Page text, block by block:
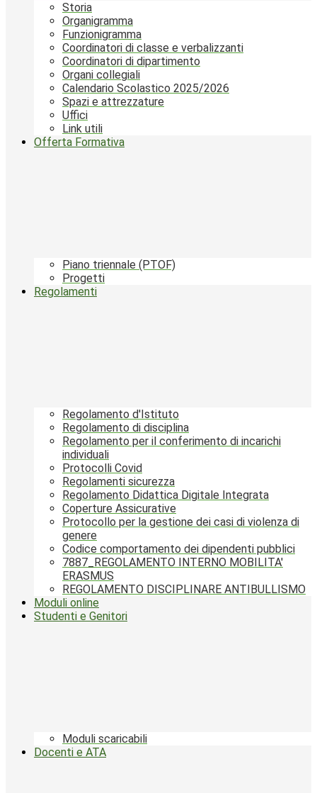
Storia
Organigramma
Funzionigramma
Coordinatori di classe e verbalizzanti
Coordinatori di dipartimento
Organi collegiali
Calendario Scolastico 2025/2026
Spazi e attrezzature
Uffici
Link utili
Offerta Formativa
Piano triennale (PTOF)
Progetti
Regolamenti
Regolamento d'Istituto
Regolamento di disciplina
Regolamento per il conferimento di incarichi
individuali
Protocolli Covid
Regolamenti sicurezza
Regolamento Didattica Digitale Integrata
Coperture Assicurative
Protocollo per la gestione dei casi di violenza di
genere
Codice comportamento dei dipendenti pubblici
7887_REGOLAMENTO INTERNO MOBILITA'
ERASMUS
REGOLAMENTO DISCIPLINARE ANTIBULLISMO
Moduli online
Studenti e Genitori
Moduli scaricabili
Docenti e ATA